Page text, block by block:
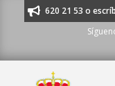
al 91 620 21 53 o